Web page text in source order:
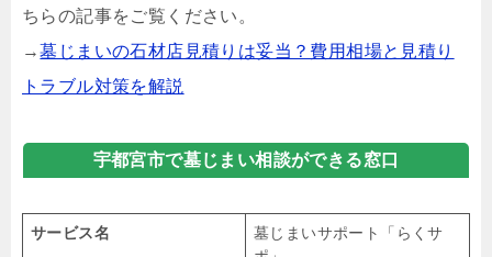
ちらの記事をご覧ください。
→墓じまいの石材店見積りは妥当？費用相場と見積り
トラブル対策を解説
宇都宮市で墓じまい相談ができる窓口
サービス名
墓じまいサポート「らくサ